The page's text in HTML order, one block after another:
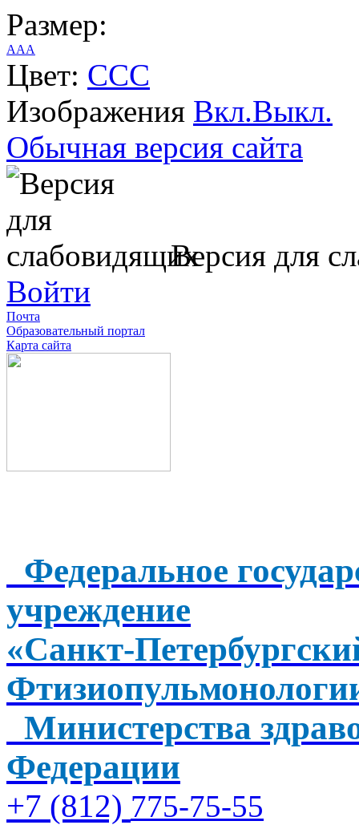
Размер:
AAA
Цвет: CCC
Изображения Вкл.Выкл.
Обычная версия сайта
Версия для
Войти
Почта
Образовательный портал
Карта сайта
Федеральное
учреждение
«Санкт-
Министерства
Федерации
+7 (812) 775-75-55